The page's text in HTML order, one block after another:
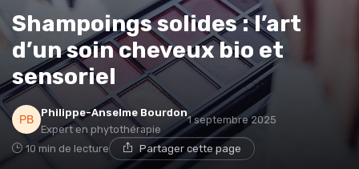
Shampoings solides : l’art
d’un soin cheveux bio et
sensoriel
Philippe-Anselme Bourdon
Expert en phytothérapie
1 septembre 2025
10 min de lecture Partager cette page